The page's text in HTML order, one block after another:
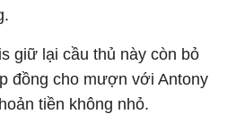
giữ lại cầu thủ này còn bỏ
đồng cho mượn với Antony
tiền không nhỏ.